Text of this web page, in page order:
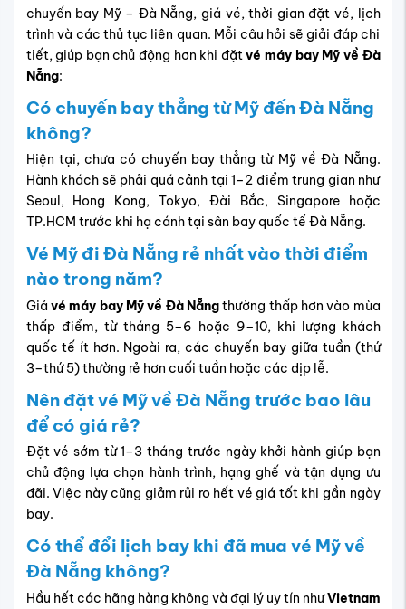
chuyến bay Mỹ – Đà Nẵng, giá vé, thời gian đặt vé, lịch
trình và các thủ tục liên quan. Mỗi câu hỏi sẽ giải đáp chi
tiết, giúp bạn chủ động hơn khi đặtvé máy bay Mỹ về Đà
Nẵng:
Có chuyến bay thẳng từ Mỹ đến Đà Nẵng
không?
Hiện tại, chưa có chuyến bay thẳng từ Mỹ về Đà Nẵng.
Hành khách sẽ phải quá cảnh tại 1–2 điểm trung gian như
Seoul, Hong Kong, Tokyo, Đài Bắc, Singapore hoặc
TP.HCM trước khi hạ cánh tại sân bay quốc tế Đà Nẵng.
Vé Mỹ đi Đà Nẵng rẻ nhất vào thời điểm
nào trong năm?
Giá vé máy bay Mỹ về Đà Nẵngthường thấp hơn vào mùa
thấp điểm, từ tháng 5–6 hoặc 9–10, khi lượng khách
quốc tế ít hơn. Ngoài ra, các chuyến bay giữa tuần (thứ
3–thứ 5) thường rẻ hơn cuối tuần hoặc các dịp lễ.
Nên đặt vé Mỹ về Đà Nẵng trước bao lâu
để có giá rẻ?
Đặt vé sớm từ 1–3 tháng trước ngày khởi hành giúp bạn
chủ động lựa chọn hành trình, hạng ghế và tận dụng ưu
đãi. Việc này cũng giảm rủi ro hết vé giá tốt khi gần ngày
bay.
Có thể đổi lịch bay khi đã mua vé Mỹ về
Đà Nẵng không?
Hầu hết các hãng hàng không và đại lý uy tín nhưVietnam